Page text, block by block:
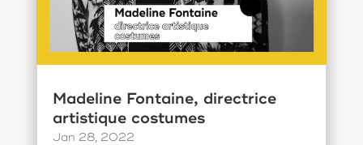
Madeline Fontaine, directrice
artistique costumes
Jan 28, 2022